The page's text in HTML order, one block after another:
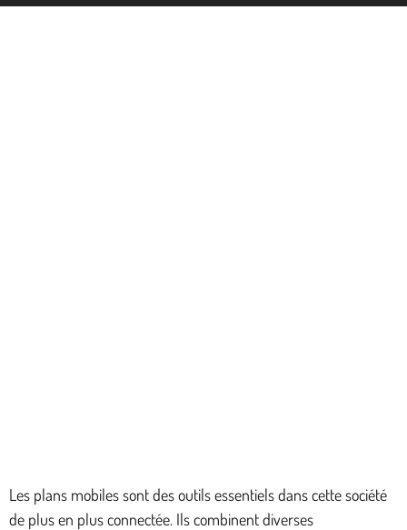
Les plans mobiles sont des outils essentiels dans cette société
de plus en plus connectée. Ils combinent diverses